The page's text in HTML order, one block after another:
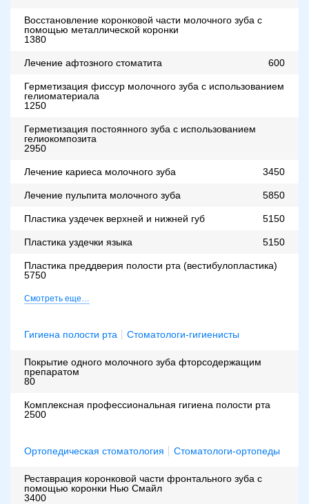
Восстановление коронковой части молочного зуба с
помощью металлической коронки
1380
Лечение афтозного стоматита 600
Герметизация фиссур молочного зуба с использованием
гелиоматериала
1250
Герметизация постоянного зуба с использованием
гелиокомпозита
2950
Лечение кариеса молочного зуба 3450
Лечение пульпита молочного зуба 5850
Пластика уздечек верхней и нижней губ 5150
Пластика уздечки языка 5150
Пластика преддверия полости рта (вестибулопластика)
5750
Смотреть еще…
Гигиена полости рта Стоматологи-гигиенисты
Покрытие одного молочного зуба фторсодержащим
препаратом
80
Комплексная профессиональная гигиена полости рта
2500
Ортопедическая стоматология Стоматологи-ортопеды
Реставрация коронковой части фронтального зуба с
помощью коронки Нью Смайл
3400